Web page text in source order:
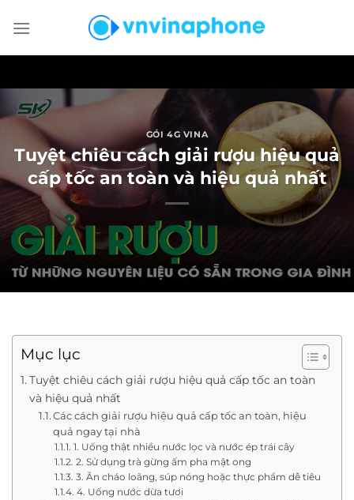
đến
GÓI 4G VINA
Tuyệt chiêu cách giải rượu hiệu quả
cấp tốc an toàn và hiệu quả nhất
Mục lục
Tuyệt chiêu cách giải rượu hiệu quả cấp tốc an toàn
và hiệu quả nhất
Các cách giải rượu hiệu quả cấp tốc an toàn, hiệu
quả ngay tại nhà
1. Uống thật nhiều nước lọc và nước ép trái cây
2. Sử dụng trà gừng ấm pha mật ong
3. Ăn cháo loãng, súp nóng hoặc thực phẩm dễ tiêu
4. Uống nước dừa tươi